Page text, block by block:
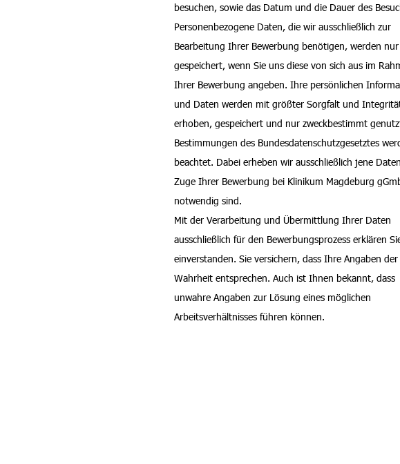
besuchen, sowie das Datum und die Dauer des
Personenbezogene Daten, die wir ausschließlich zur
Bearbeitung Ihrer Bewerbung benötigen, werden
gespeichert, wenn Sie uns diese von sich aus im
Ihrer Bewerbung angeben. Ihre persönlichen
und Daten werden mit größter Sorgfalt und
erhoben, gespeichert und nur zweckbestimmt
Bestimmungen des Bundesdatenschutzgesetztes
beachtet. Dabei erheben wir ausschließlich jene
Zuge Ihrer Bewerbung bei Klinikum Magdeburg
notwendig sind.
Mit der Verarbeitung und Übermittlung Ihrer Daten
ausschließlich für den Bewerbungsprozess erklären
einverstanden. Sie versichern, dass Ihre Angaben der
Wahrheit entsprechen. Auch ist Ihnen bekannt, dass
unwahre Angaben zur Lösung eines möglichen
Arbeitsverhältnisses führen können.